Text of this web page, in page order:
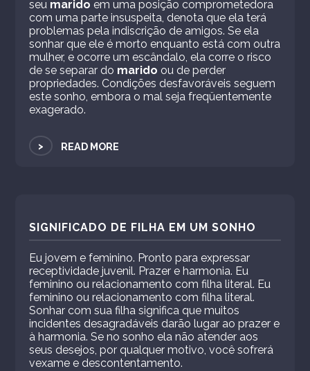
seu marido em uma posição comprometedora
com uma parte insuspeita, denota que ela terá
problemas pela indiscrição de amigos. Se ela
sonhar que ele é morto enquanto está com outra
mulher, e ocorre um escândalo, ela corre o risco
de se separar do marido ou de perder
propriedades. Condições desfavoráveis ​​seguem
este sonho, embora o mal seja freqüentemente
exagerado.
> READ MORE
SIGNIFICADO DE FILHA EM UM SONHO
Eu jovem e feminino. Pronto para expressar
receptividade juvenil. Prazer e harmonia. Eu
feminino ou relacionamento com filha literal. Eu
feminino ou relacionamento com filha literal.
Sonhar com sua filha significa que muitos
incidentes desagradáveis ​​darão lugar ao prazer e
à harmonia. Se no sonho ela não atender aos
seus desejos, por qualquer motivo, você sofrerá
vexame e descontentamento.